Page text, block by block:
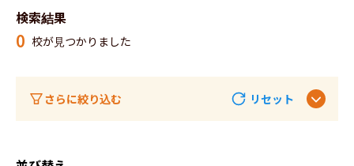
検索結果
0 校が見つかりました
さらに絞り込む リセット